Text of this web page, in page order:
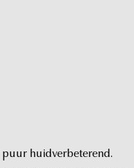
puur huidverbeterend.